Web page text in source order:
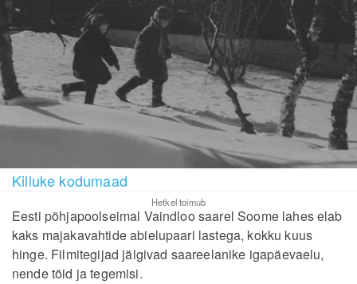
Killuke kodumaad
Hetkel toimub
Eesti põhjapoolseimal Vaindloo saarel Soome lahes elab
kaks majakavahtide abielupaari lastega, kokku kuus
hinge. Filmitegijad jälgivad saareelanike igapäevaelu,
nende töid ja tegemisi.